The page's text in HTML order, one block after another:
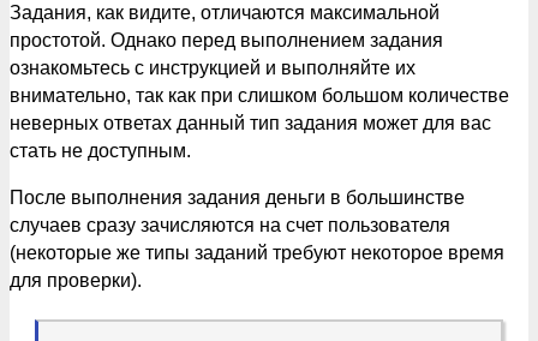
Задания, как видите, отличаются максимальной
простотой. Однако перед выполнением задания
ознакомьтесь с инструкцией и выполняйте их
внимательно, так как при слишком большом количестве
неверных ответах данный тип задания может для вас
стать не доступным.
После выполнения задания деньги в большинстве
случаев сразу зачисляются на счет пользователя
(некоторые же типы заданий требуют некоторое время
для проверки).